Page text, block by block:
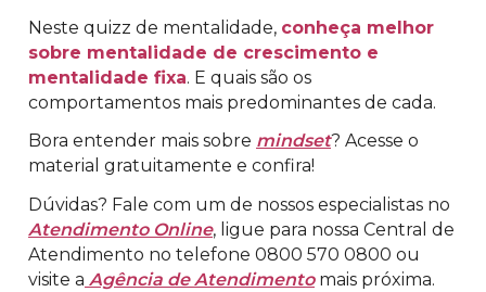
Neste quizz de mentalidade, conheça melhor
sobre mentalidade de crescimento e
mentalidade fixa. E quais são os
comportamentos mais predominantes de cada.
Bora entender mais sobre mindset? Acesse o
material gratuitamente e confira!
Dúvidas? Fale com um de nossos especialistas no
Atendimento Online, ligue para nossa Central de
Atendimento no telefone 0800 570 0800 ou
visite a Agência de Atendimentomais próxima.